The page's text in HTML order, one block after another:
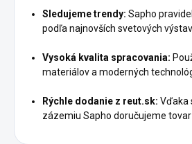
Sledujeme trendy: Sapho
podľa najnovších svetových
Vysoká kvalita spracovania:
materiálov a moderných
Rýchle dodanie z reut.sk: Vďaka
zázemiu Sapho doručujeme